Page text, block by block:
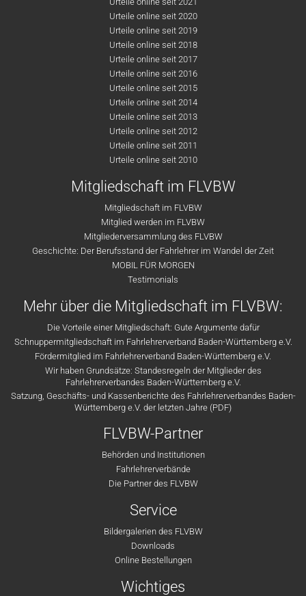
Urteile online seit 2020
Urteile online seit 2019
Urteile online seit 2018
Urteile online seit 2017
Urteile online seit 2016
Urteile online seit 2015
Urteile online seit 2014
Urteile online seit 2013
Urteile online seit 2012
Urteile online seit 2011
Urteile online seit 2010
Mitgliedschaft im FLVBW
Mitgliedschaft im FLVBW
Mitglied werden im FLVBW
Mitgliederversammlung des FLVBW
Geschichte: Der Berufsstand der Fahrlehrer im Wandel der Zeit
MOBIL FÜR MORGEN
Testimonials
Mehr über die Mitgliedschaft im FLVBW:
Die Vorteile einer Mitgliedschaft: Gute Argumente dafür
Schnuppermitgliedschaft im Fahrlehrerverband Baden-Württemberg e.V.
Fördermitglied im Fahrlehrerverband Baden-Württemberg e.V.
Wir haben Grundsätze: Standesregeln der Mitglieder des
Fahrlehrerverbandes Baden-Württemberg e.V.
Satzung, Geschäfts- und Kassenberichte des Fahrlehrerverbandes Baden-
Württemberg e.V. der letzten Jahre (PDF)
FLVBW-Partner
Behörden und Institutionen
Fahrlehrerverbände
Die Partner des FLVBW
Service
Bildergalerien des FLVBW
Downloads
Online Bestellungen
Wichtiges